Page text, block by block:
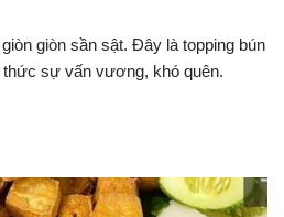
giòn sần sật. Đây là topping bún
sự vấn vương, khó quên.